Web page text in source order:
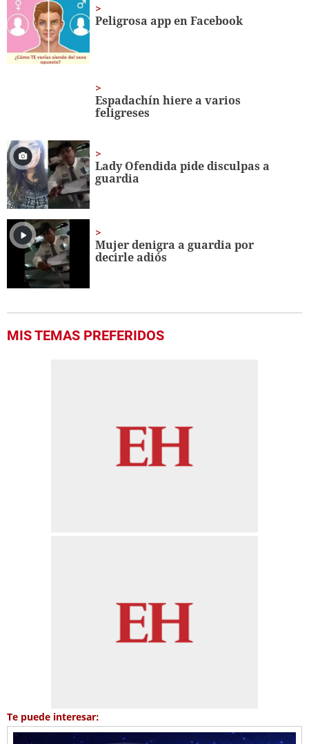
minute,
56
seconds
Peligrosa app en Facebook
Espadachín hiere a varios
feligreses
Lady Ofendida pide disculpas a
guardia
Mujer denigra a guardia por
decirle adiós
MIS TEMAS PREFERIDOS
Te puede interesar: